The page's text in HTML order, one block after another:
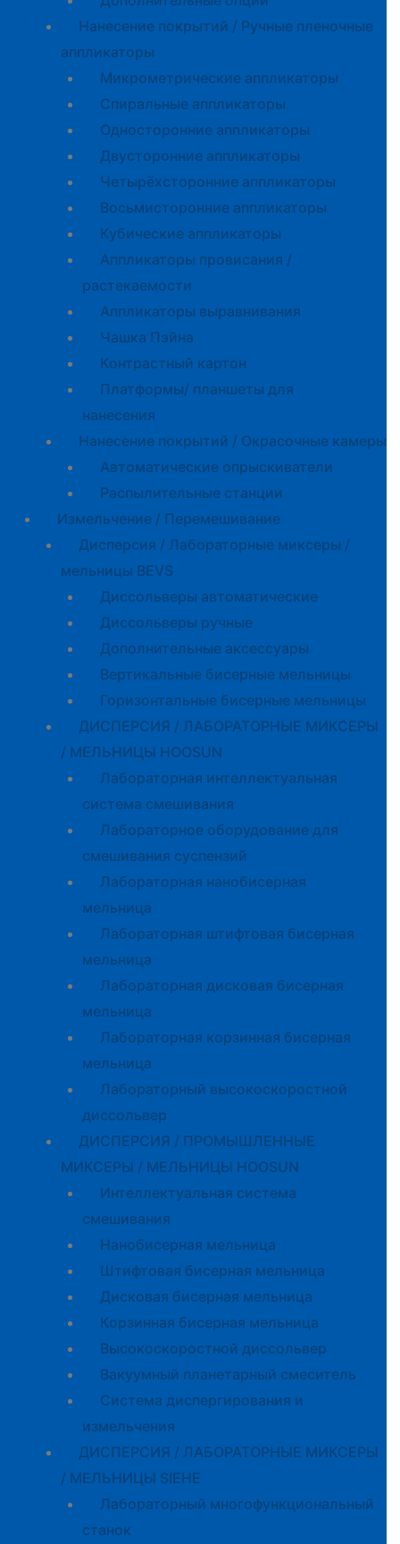
Нанесение покрытий / Ручные пленочные
аппликаторы
Микрометрические аппликаторы
Спиральные аппликаторы
Односторонние аппликаторы
Двусторонние аппликаторы
Четырёхсторонние аппликаторы
Восьмисторонние аппликаторы
Кубические аппликаторы
Аппликаторы провисания /
растекаемости
Аппликаторы выравнивания
Чашка Пэйна
Контрастный картон
Платформы/ планшеты для
нанесения
Нанесение покрытий / Окрасочные камеры
Автоматические опрыскиватели
Распылительные станции
Измельчение / Перемешивание
Дисперсия / Лабораторные миксеры /
мельницы BEVS
Диссольверы автоматические
Диссольверы ручные
Дополнительные аксессуары
Вертикальные бисерные мельницы
Горизонтальные бисерные мельницы
ДИСПЕРСИЯ / ЛАБОРАТОРНЫЕ МИКСЕРЫ
/ МЕЛЬНИЦЫ HOOSUN
Лабораторная интеллектуальная
система смешивания
Лабораторное оборудование для
смешивания суспензий
Лабораторная нанобисерная
мельница
Лабораторная штифтовая бисерная
мельница
Лабораторная дисковая бисерная
мельница
Лабораторная корзинная бисерная
мельница
Лабораторный высокоскоростной
диссольвер
ДИСПЕРСИЯ / ПРОМЫШЛЕННЫЕ
МИКСЕРЫ / МЕЛЬНИЦЫ HOOSUN
Интеллектуальная система
смешивания
Нанобисерная мельница
Штифтовая бисерная мельница
Дисковая бисерная мельница
Корзинная бисерная мельница
Высокоскоростной диссольвер
Вакуумный планетарный смеситель
Система диспергирования и
измельчения
ДИСПЕРСИЯ / ЛАБОРАТОРНЫЕ МИКСЕРЫ
/ МЕЛЬНИЦЫ SIEHE
Лабораторный многофункциональный
станок